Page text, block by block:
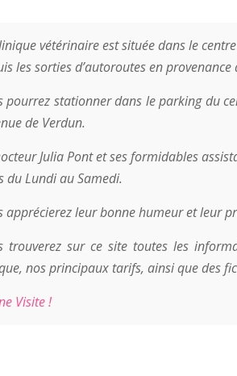
vétérinaire est située dans le
les sorties d’autoroutes en provenance
pourrez stationner dans le parking du
de Verdun.
Julia Pont et ses formidables
du Lundi au Samedi.
apprécierez leur bonne humeur et leur
trouverez sur ce site toutes les
nos principaux tarifs, ainsi que des
Visite !